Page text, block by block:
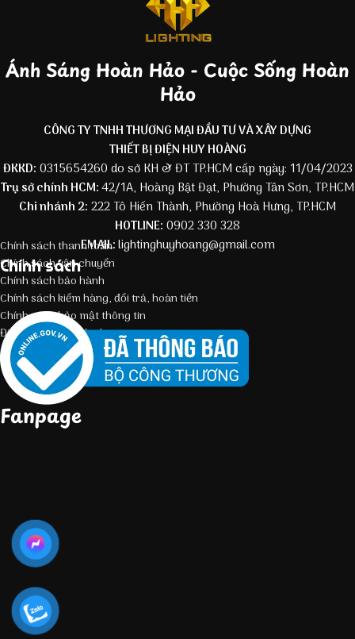
Ánh Sáng Hoàn Hảo - Cuộc Sống Hoàn
Hảo
CÔNG TY TNHH THƯƠNG MẠI ĐẦU TƯ VÀ XÂY DỰNG
THIẾT BỊ ĐIỆN HUY HOÀNG
ĐKKD: 0315654260 do sở KH & ĐT TP.HCM cấp ngày: 11/04/2023
Trụ sở chính HCM:42/1A, Hoàng Bật Đạt, Phường Tân Sơn, TP.HCM
Chi nhánh 2: 222 Tô Hiến Thành, Phường Hoà Hưng, TP.HCM
HOTLINE: 0902 330 328
EMAIL:lightinghuyhoang@gmail.com
Chính sách
Chính sách thanh toán
Chính sách vận chuyển
Chính sách bảo hành
Chính sách kiểm hàng, đổi trả, hoàn tiền
Chính sách bảo mật thông tin
Điều kiện giao dịch chung
Fanpage